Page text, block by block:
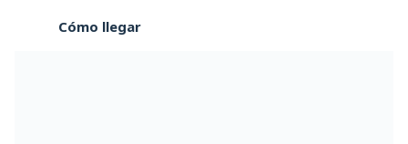
Cómo llegar